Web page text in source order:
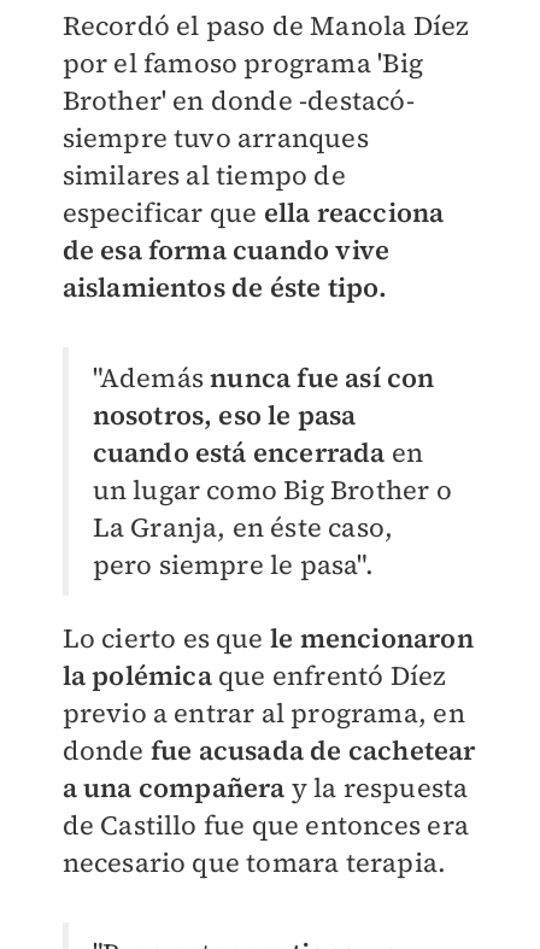
Recordó el paso de Manola Díez
por el famoso programa 'Big
Brother' en donde -destacó-
siempre tuvo arranques
similares al tiempo de
especificar que ella reacciona
de esa forma cuando vive
aislamientos de éste tipo.
"Ademásnunca fue así con
nosotros, eso le pasa
cuando está encerrada en
un lugar como Big Brother o
La Granja, en éste caso,
pero siempre le pasa".
Lo cierto es que le mencionaron
la polémicaque enfrentó Díez
previo a entrar al programa, en
donde fue acusada de cachetear
a una compañera y la respuesta
de Castillo fue que entonces era
necesario que tomara terapia.